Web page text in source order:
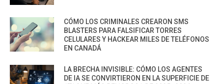
CÓMO LOS CRIMINALES CREARON SMS
BLASTERS PARA FALSIFICAR TORRES
CELULARES Y HACKEAR MILES DE TELÉFONOS
EN CANADÁ
LA BRECHA INVISIBLE: CÓMO LOS AGENTES
DE IA SE CONVIRTIERON EN LA SUPERFICIE DE